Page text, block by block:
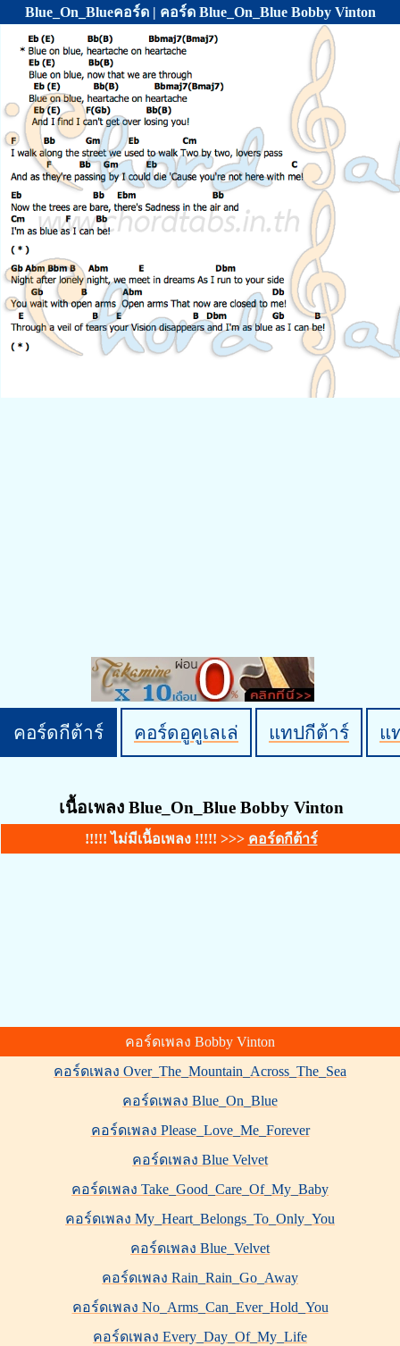
Blue_On_Blueคอร์ด | คอร์ด Blue_On_Blue Bobby Vinton
คอร์ดกีต้าร์ คอร์ดอูคูเลเล่ แทปกีต้าร์ แ
เนื้อเพลง Blue_On_Blue Bobby Vinton
!!!!! ไม่มีเนื้อเพลง !!!!! >>> คอร์ดกีต้าร์
คอร์ดเพลง Bobby Vinton
คอร์ดเพลง Over_The_Mountain_Across_The_Sea
คอร์ดเพลง Blue_On_Blue
คอร์ดเพลง Please_Love_Me_Forever
คอร์ดเพลง Blue Velvet
คอร์ดเพลง Take_Good_Care_Of_My_Baby
คอร์ดเพลง My_Heart_Belongs_To_Only_You
คอร์ดเพลง Blue_Velvet
คอร์ดเพลง Rain_Rain_Go_Away
คอร์ดเพลง No_Arms_Can_Ever_Hold_You
คอร์ดเพลง Every_Day_Of_My_Life